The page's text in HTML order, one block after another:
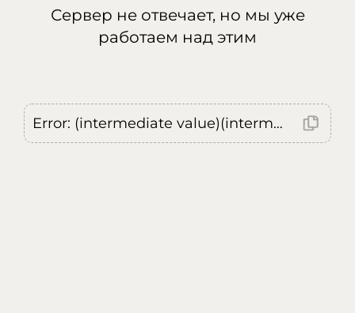
Сервер не отвечает, но мы уже
работаем над этим
Error: (intermediate value)(intermediate value)(intermediate value).replaceAll is not a function